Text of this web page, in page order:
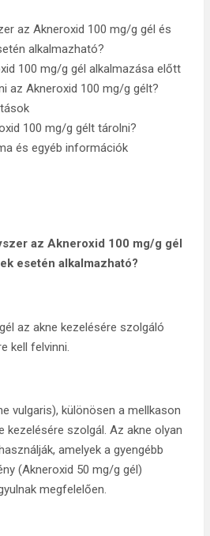
az Akneroxid 100 mg/g gél és
alkalmazható?
100 mg/g gél alkalmazása előtt
az Akneroxid 100 mg/g gélt?
100 mg/g gélt tárolni?
és egyéb információk
az Akneroxid 100 mg/g gél
esetén alkalmazható?
az akne kezelésére szolgáló
kell felvinni.
vulgaris), különösen a mellkason
kezelésére szolgál. Az akne olyan
amelyek a gyengébb
(Akneroxid 50 mg/g gél)
megfelelően.